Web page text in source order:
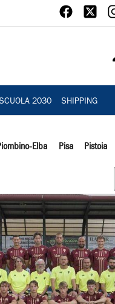
2030 SHIPPING
Elba Pisa Pistoia